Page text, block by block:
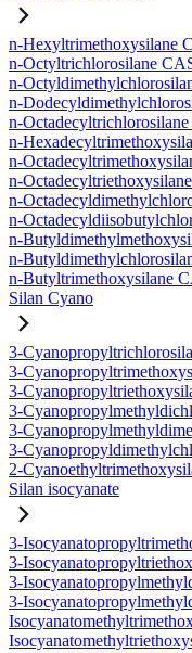
n-Hexyltrimethoxysilane
n-Octyltrichlorosilane
n-
n-
n-
n-
n-
n-
n-
n-
n-
n-
n-Butyltrimethoxysilane
Silan Cyano
3-
3-
3-
3-
3-
3-
2-
Silan isocyanate
3-
3-
3-
3-